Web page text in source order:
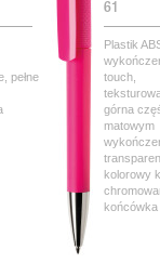
pełne
61
Plastik
touch,
górna
matowym
kolorowy
końcówka